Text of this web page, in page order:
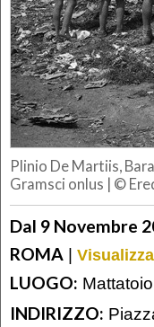
Plinio De Martiis,
Gramsci onlus | ©
Dal 9 Novembre
ROMA |
LUOGO: Mattatoio
INDIRIZZO: